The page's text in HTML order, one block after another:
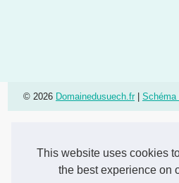
This website uses cookies
the best experience on
© 2026 Domainedusuech.fr Schéma